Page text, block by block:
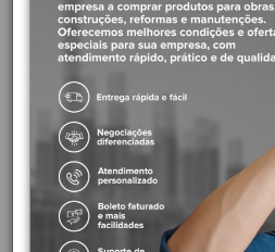
vedação eficiente, evitando
Fácil instalação:A instalação
e rápida, não exigindo
Segurança:O anel de
da instalação hidráulica,
vazamentos, que podem causar
Durabilidade:
Fabricado com
anel de vedação possui longa
necessidade de substituições